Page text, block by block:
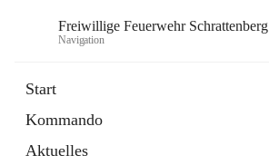
Freiwillige Feuerwehr Schrattenberg
Navigation
Start
Kommando
Aktuelles